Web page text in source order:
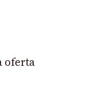
oferta